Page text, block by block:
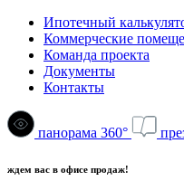
Ипотечный
Коммерческие
Команда проекта
Документы
Контакты
панорама 360°
ждем вас в офисе продаж!